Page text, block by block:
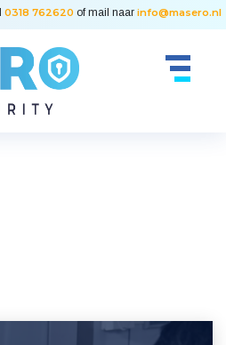
0318 762620 of mail naar info@masero.nl